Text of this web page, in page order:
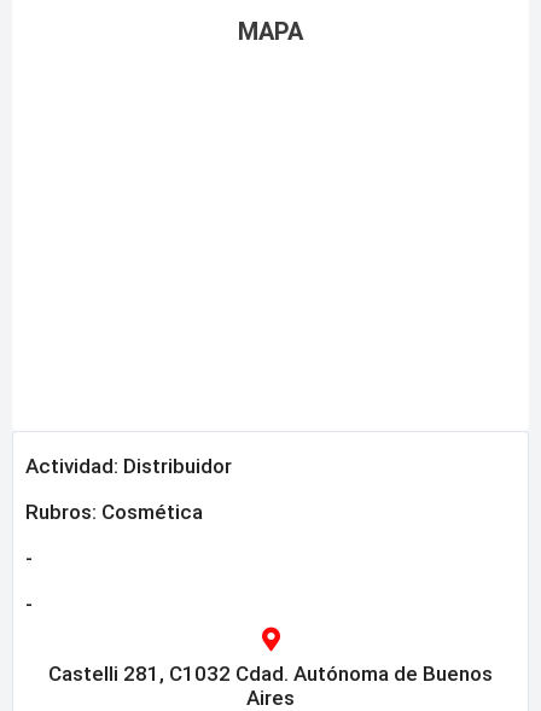
MAPA
Actividad: Distribuidor
Rubros: Cosmética
-
-
Castelli 281, C1032 Cdad. Autónoma de Buenos
Aires